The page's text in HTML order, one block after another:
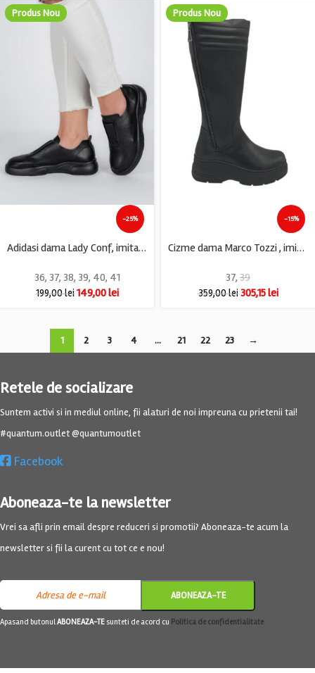
Produs Nou
-25%
Adidasi dama Lady Conf, imitatie de piele, negru
36, 37, 38, 39, 40, 41
199,00lei 149,00lei
Produs Nou
-15%
Cizme dama Marco Tozzi , imitatie de piele, negru
37, 39
359,00lei 305,15lei
1 2 3 4 … 21 22 23 →
Retele de socializare
Suntem activi si in mediul online, fii alaturi de noi impreuna cu prietenii tai!
#quantum.outlet @quantumoutlet
Facebook
Aboneaza-te la newsletter
Vrei sa afli prin email despre reduceri si promotii? Aboneaza-te acum la
newsletter si fii la curent cu tot ce e nou!
Apasand butonulABONEAZA-TE sunteti de acord cu Politica de confidentialitate